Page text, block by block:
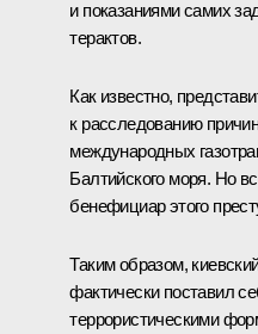
и показаниями самих
терактов.
Как известно,
к расследованию
международных
Балтийского моря. Но
бенефициар этого
Таким образом,
фактически поставил
террористическими